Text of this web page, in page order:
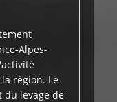
Alpes-
région. Le
levage de